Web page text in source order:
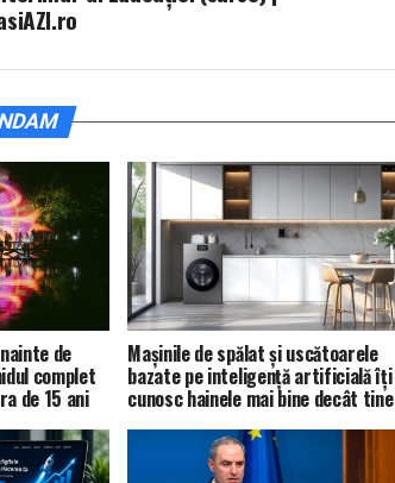
de
complet
de 15 ani
Mașinile de spălat și uscătoarele
bazate pe inteligență artificială îți
cunosc hainele mai bine decât tine